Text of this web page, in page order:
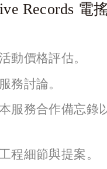
Records 電
動價格評估。
務討論。
服務合作備忘錄
程細節與提案。